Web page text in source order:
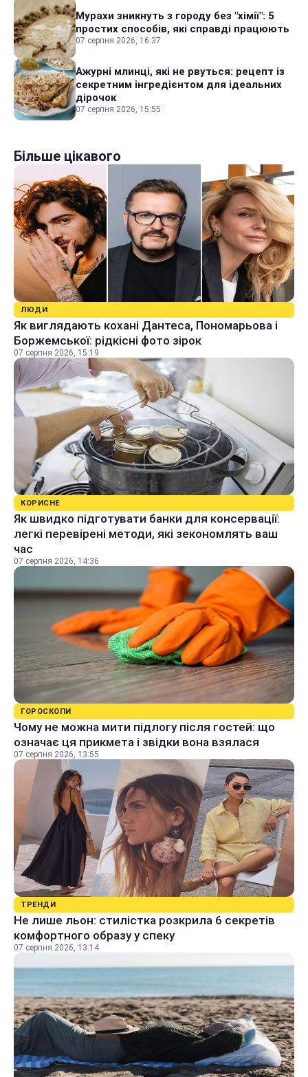
Мурахи зникнуть з городу без "хімії": 5
простих способів, які справді працюють
07 серпня 2026, 16:37
Ажурні млинці, які не рвуться: рецепт із
секретним інгредієнтом для ідеальних
дірочок
07 серпня 2026, 15:55
Більше цікавого
ЛЮДИ
Як виглядають кохані Дантеса, Пономарьова і
Боржемської: рідкісні фото зірок
07 серпня 2026, 15:19
КОРИСНЕ
Як швидко підготувати банки для консервації:
легкі перевірені методи, які зекономлять ваш
час
07 серпня 2026, 14:36
ГОРОСКОПИ
Чому не можна мити підлогу після гостей: що
означає ця прикмета і звідки вона взялася
07 серпня 2026, 13:55
ТРЕНДИ
Не лише льон: стилістка розкрила 6 секретів
комфортного образу у спеку
07 серпня 2026, 13:14